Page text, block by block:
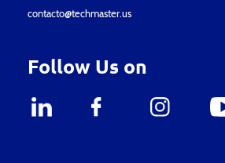
contacto@techmaster.us
Follow Us on